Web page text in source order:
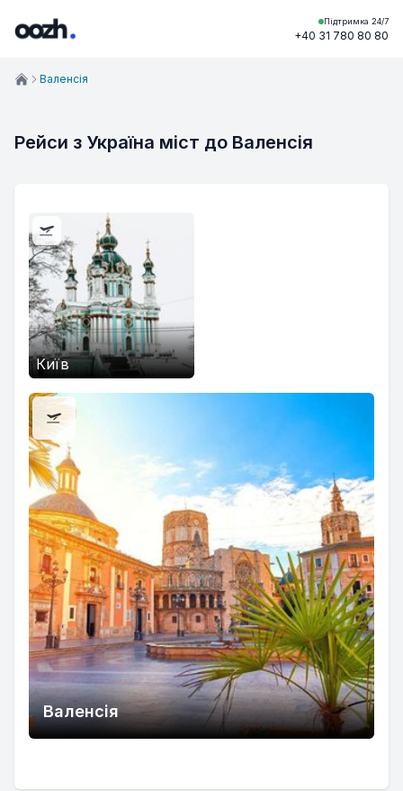
Підтримка 24/7
+40 31 780 80 80
Валенсія
Рейси з Україна міст до Валенсія
Київ
Валенсія